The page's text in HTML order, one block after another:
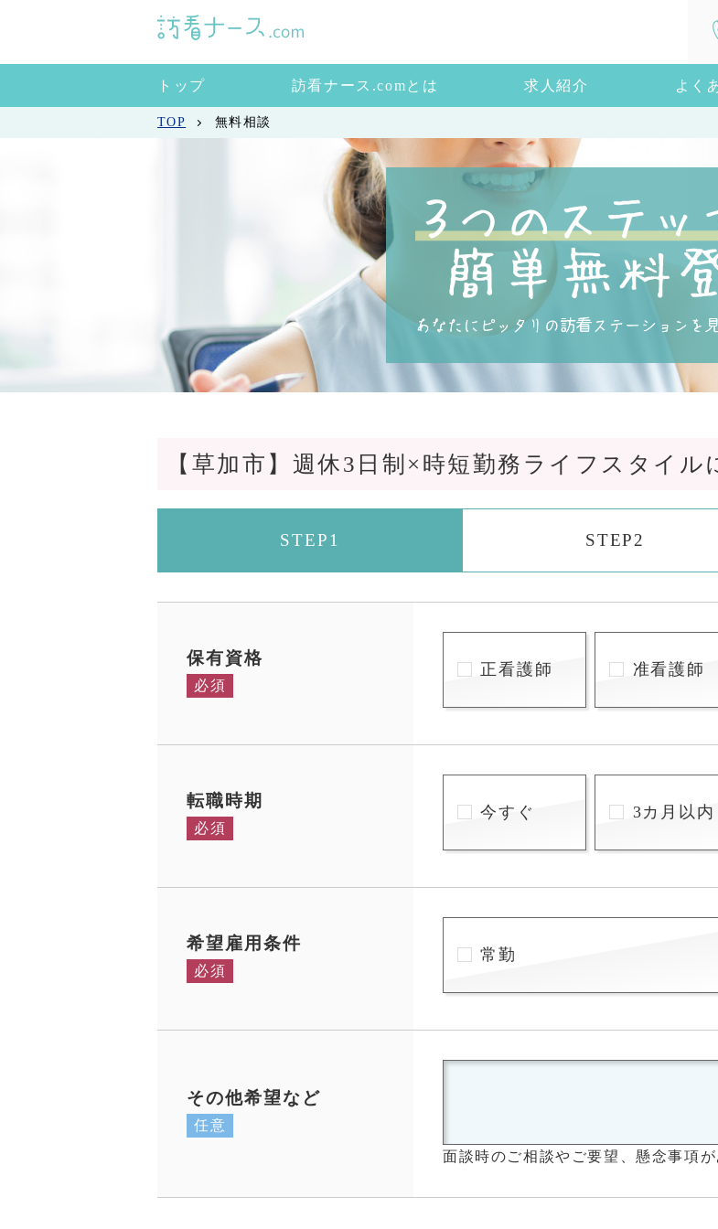
トップ 訪看ナース.comとは 求人紹介 よく
TOP 無料相談
【草加市】週休3日制×時短勤務ライフスタイル
STEP1 STEP2
保有資格
必須
正看護師 准看護師
転職時期
必須
今すぐ 3カ月以内
希望雇用条件
必須
常勤
その他希望など
任意
面談時のご相談やご要望、懸念事項